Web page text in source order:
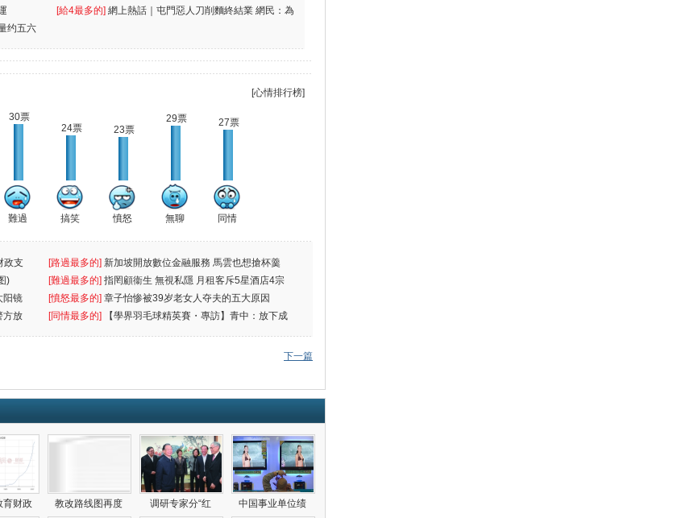
[給4最多的] 網上熱話｜屯門惡人刀削麵終結業 網民：為
约五六
[心情排行榜]
30票
難過
24票
搞笑
23票
憤怒
29票
無聊
27票
同情
政支
[路過最多的] 新加坡開放數位金融服務 馬雲也想搶杯羹
) [難過最多的] 指罔顧衞生 無視私隱 月租客斥5星酒店4宗
罪
阳镜
[憤怒最多的] 章子怡惨被39岁老女人夺夫的五大原因
方放
[同情最多的]
【學界羽毛球精英賽・專訪】青中：放下成
敗
下一篇
育财政 教改路线图再度 调研专家分“红 中国事业单位绩